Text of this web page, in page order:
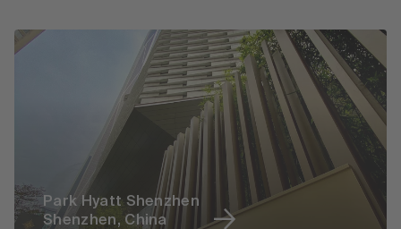
Park Hyatt Shenzhen
Shenzhen, China